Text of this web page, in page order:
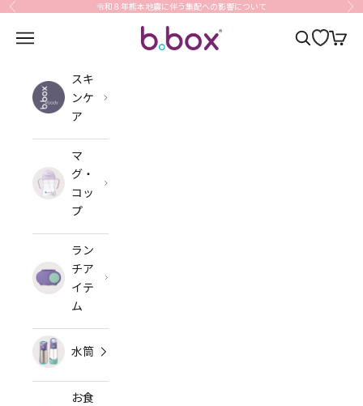
コンテンツへスキップ
前へ 令和８年熊本地震に伴う集配への影響について 次
b.box Japan
メニューを開く 検索を開く
カー
スキ
ンケ
ア
マ
グ・
コッ
プ
ラン
チア
イテ
ム
水筒
お食